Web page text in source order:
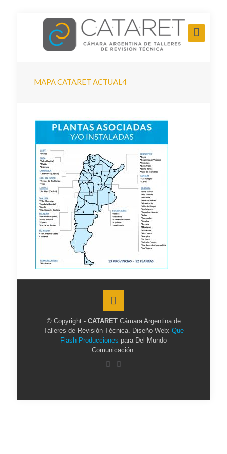
MAPA CATARET ACTUAL4
© Copyright - CATARET Cámara Argentina de
Talleres de Revisión Técnica. Diseño Web: Que
Flash Producciones para Del Mundo
Comunicación.